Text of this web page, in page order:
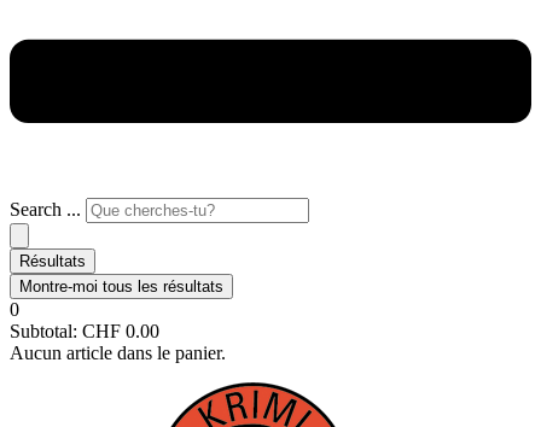
Search ...
Résultats
Montre-moi tous les résultats
0
Subtotal: CHF 0.00
Aucun article dans le panier.